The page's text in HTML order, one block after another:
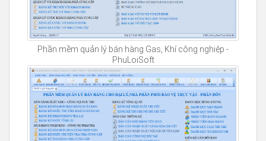
Phần mềm quản lý bán hàng Gas, Khí công nghiệp -
PhuLoiSoft